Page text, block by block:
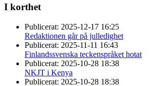
I korthet
Publicerat: 2025-12-17 16:25
Redaktionen går på julledighet
Publicerat: 2025-11-11 16:43
Finlandssvenska teckenspråket hotat
Publicerat: 2025-10-28 18:38
NKJT i Kenya
Publicerat: 2025-10-28 18:38